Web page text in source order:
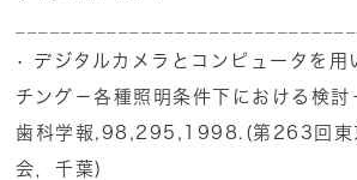
• デジタルカメラとコンピュータを用
チング－各種照明条件下における検討
歯科学報,98,295,1998.(第263回東
会，千葉)